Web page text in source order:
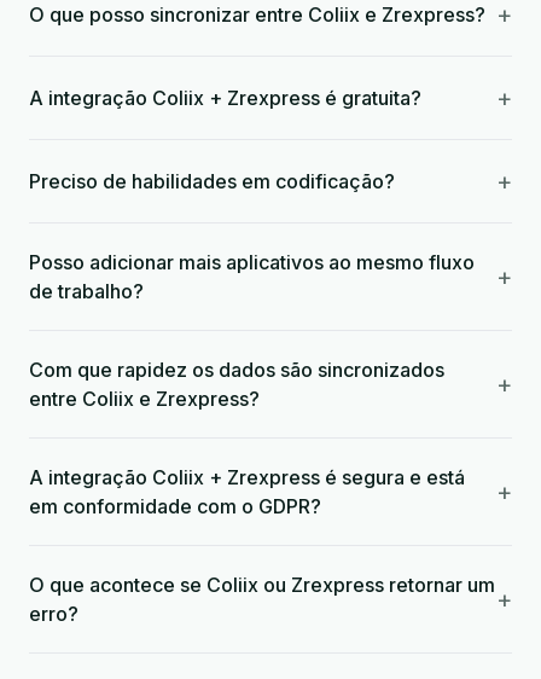
O que posso sincronizar entre Coliix e Zrexpress? +
A integração Coliix + Zrexpress é gratuita? +
Preciso de habilidades em codificação? +
Posso adicionar mais aplicativos ao mesmo fluxo
de trabalho?
+
Com que rapidez os dados são sincronizados
entre Coliix e Zrexpress?
+
A integração Coliix + Zrexpress é segura e está
em conformidade com o GDPR?
+
O que acontece se Coliix ou Zrexpress retornar um
erro?
+